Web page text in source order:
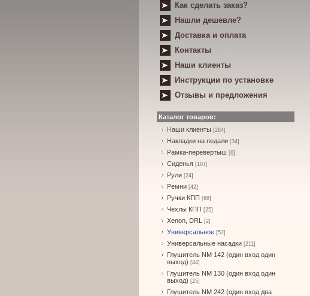
Как сделать заказ?
Нашли дешевле?
Доставка и оплата
Контакты
Наши клиенты
Инструкции по установке
Отзывы и предложения
Каталог товаров:
Наши клиенты [284]
Накладки на педали [34]
Рамка-перевертыш [6]
Сиденья [107]
Рули [24]
Ремни [42]
Ручки КПП [68]
Чехлы КПП [25]
Xenon, DRL [2]
Универсальное [52]
Универсальные насадки [211]
Глушитель NM 142 (один вход один
выход) [44]
Глушитель NM 130 (один вход один
выход) [25]
Глушитель NM 242 (один вход два